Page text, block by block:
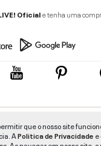
Oficiale tenha uma
que o nosso site
APolitica de Privacidade e